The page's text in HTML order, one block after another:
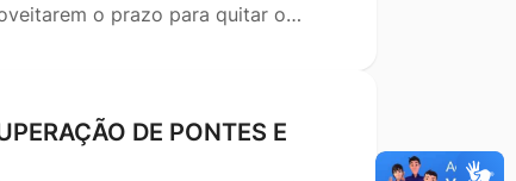
o prazo para quitar o…
DE PONTES E